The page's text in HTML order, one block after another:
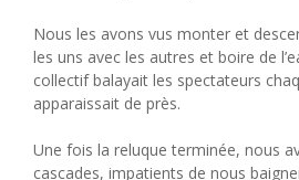
Nous les avons vus monter et
les uns avec les autres et boire de
collectif balayait les spectateurs
apparaissait de près.
Une fois la reluque terminée, nous
cascades, impatients de nous